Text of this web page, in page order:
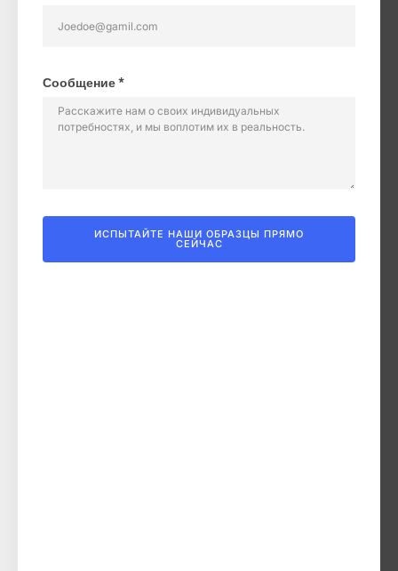
Сообщение *
ИСПЫТАЙТЕ НАШИ ОБРАЗЦЫ ПРЯМО
СЕЙЧАС